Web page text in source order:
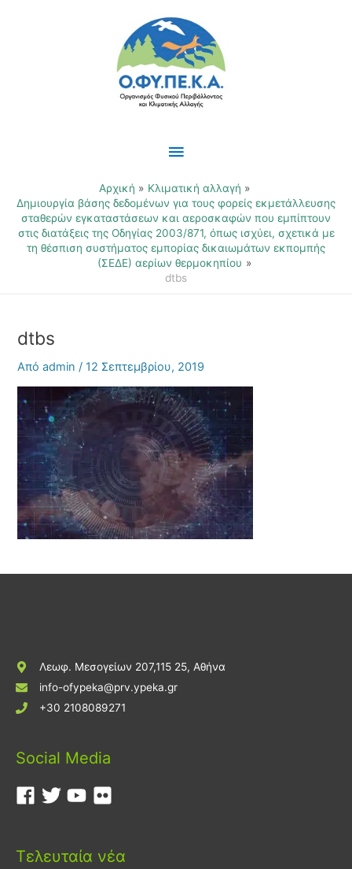
Κύριο
Μενού
Αρχική
Κλιματική αλλαγή
Δημιουργία βάσης δεδομένων για τους φορείς εκμετάλλευσης
σταθερών εγκαταστάσεων και αεροσκαφών που εμπίπτουν
στις διατάξεις της Οδηγίας 2003/871, όπως ισχύει, σχετικά με
τη θέσπιση συστήματος εμπορίας δικαιωμάτων εκπομπής
(ΣΕΔΕ) αερίων θερμοκηπίου
dtbs
dtbs
Απόadmin/12 Σεπτεμβρίου, 2019
Λεωφ. Μεσογείων 207,115 25, Αθήνα
info-ofypeka@prv.ypeka.gr
+30 2108089271
Social Media
Τελευταία νέα